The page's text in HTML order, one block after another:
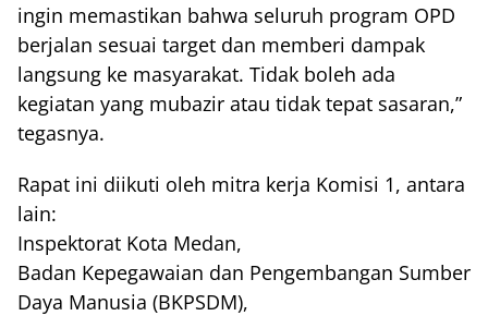
ingin memastikan bahwa seluruh program OPD
berjalan sesuai target dan memberi dampak
langsung ke masyarakat. Tidak boleh ada
kegiatan yang mubazir atau tidak tepat sasaran,”
tegasnya.
Rapat ini diikuti oleh mitra kerja Komisi 1, antara
lain:
Inspektorat Kota Medan,
Badan Kepegawaian dan Pengembangan Sumber
Daya Manusia (BKPSDM),